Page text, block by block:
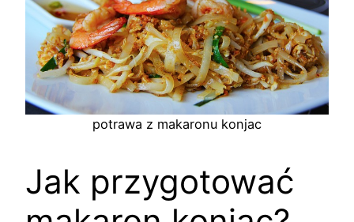
potrawa z makaronu konjac
Jak przygotować